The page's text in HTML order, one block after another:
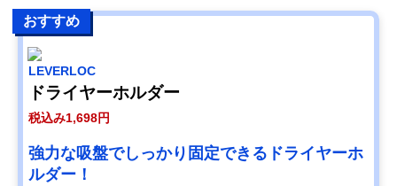
おすすめ
LEVERLOC
ドライヤーホルダー
税込み1,698円
強力な吸盤でしっかり固定できるドライヤーホ
ルダー！